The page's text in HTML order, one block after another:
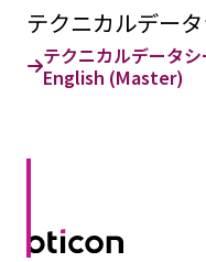
テクニカルデー
テクニカルデータ
English (Master)